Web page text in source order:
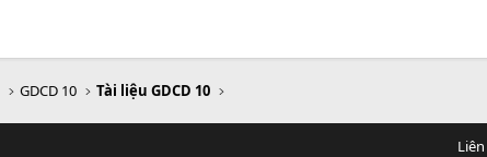
GDCD 10 Tài liệu GDCD 10